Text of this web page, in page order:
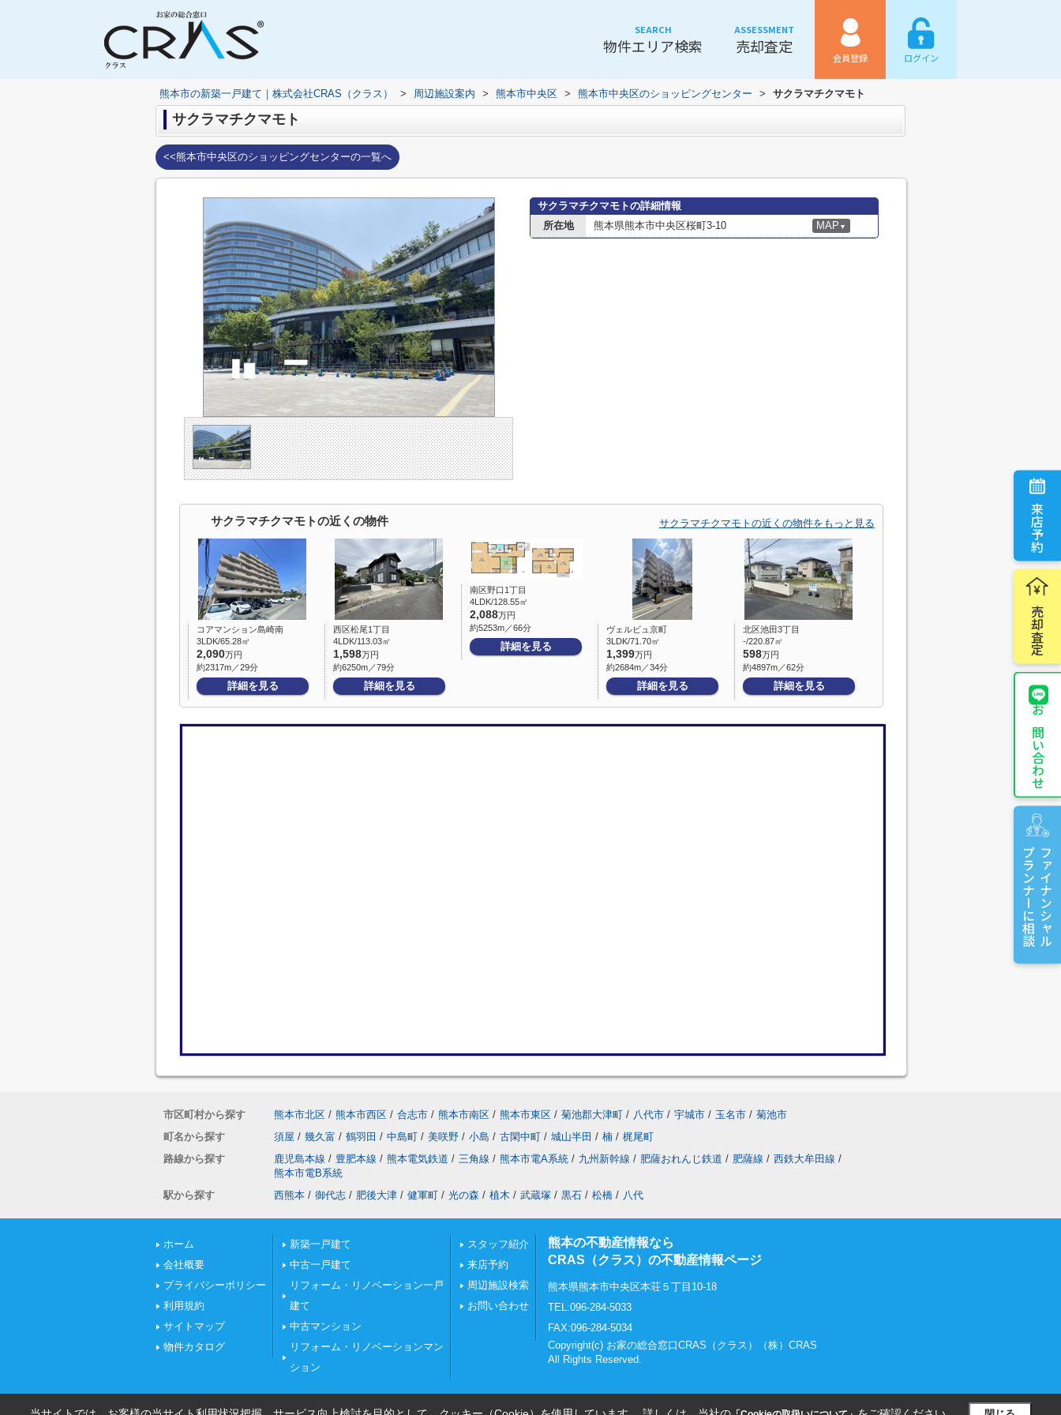
SEARCH
物件エリア検索
ASSESSMENT
売却査定
会員登録 ログイン
来店予約
売却査定
お問い合わせ
ファイナンシャル
プランナーに相談
熊本市の新築一戸建て｜株式会社CRAS（クラス） > 周辺施設案内 > 熊本市中央区 > 熊本市中央区のショッピングセンター > サクラマチクマモト
サクラマチクマモト
<<熊本市中央区のショッピングセンターの一覧へ
サクラマチクマモトの詳細情報
所在地
熊本県熊本市中央区桜町3-10 MAP ▼
サクラマチクマモトの近くの物件 サクラマチクマモトの近くの物件をもっと見る
コアマンション島崎南
3LDK/65.28㎡
2,090万円
約2317m／29分
詳細を見る
西区松尾1丁目
4LDK/113.03㎡
1,598万円
約6250m／79分
詳細を見る
南区野口1丁目
4LDK/128.55㎡
2,088万円
約5253m／66分
詳細を見る
ヴェルビュ京町
3LDK/71.70㎡
1,399万円
約2684m／34分
詳細を見る
北区池田3丁目
-/220.87㎡
598万円
約4897m／62分
詳細を見る
市区町村から探す 熊本市北区 / 熊本市西区 / 合志市 / 熊本市南区 / 熊本市東区 / 菊池郡大津町 / 八代市 / 宇城市 / 玉名市 / 菊池市
町名から探す
須屋 / 幾久富 / 鶴羽田 / 中島町 / 美咲野 / 小島 / 古閑中町 / 城山半田 / 楠 / 梶尾町
路線から探す
鹿児島本線 / 豊肥本線 / 熊本電気鉄道 / 三角線 / 熊本市電A系統 / 九州新幹線 / 肥薩おれんじ鉄道 / 肥薩線 / 西鉄大牟田線 /
熊本市電B系統
駅から探す
西熊本 / 御代志 / 肥後大津 / 健軍町 / 光の森 / 植木 / 武蔵塚 / 黒石 / 松橋 / 八代
ホーム
会社概要
プライバシーポリシー
利用規約
サイトマップ
物件カタログ
新築一戸建て
中古一戸建て
リフォーム・リノベーション一戸
建て
中古マンション
リフォーム・リノベーションマン
ション
スタッフ紹介
来店予約
周辺施設検索
お問い合わせ
熊本の不動産情報なら
CRAS（クラス）の不動産情報ページ
熊本県熊本市中央区本荘５丁目10-18
TEL:096-284-5033
FAX:096-284-5034
Copyright(c) お家の総合窓口CRAS（クラス）（株）CRAS
All Rights Reserved.